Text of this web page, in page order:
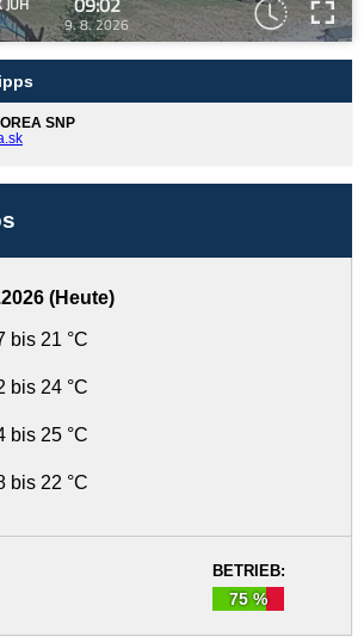
9. 8. 2026
SNP
(Heute)
bis 21 °C
bis 24 °C
bis 25 °C
bis 22 °C
BETRIEB:
75 %